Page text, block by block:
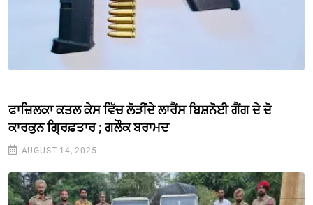
ਫਾਜ਼ਿਲਕਾ ਕਤਲ ਕੇਸ ਵਿੱਚ ਲੋੜੀਂਦੇ ਲਾਰੈਂਸ ਬਿਸ਼ਨੋਈ ਗੈਂਗ ਦੇ ਦੋ
ਕਾਰਕੁਨ ਗ੍ਰਿਫ਼ਤਾਰ ; ਗਲੌਕ ਬਰਾਮਦ
AUGUST 14, 2025